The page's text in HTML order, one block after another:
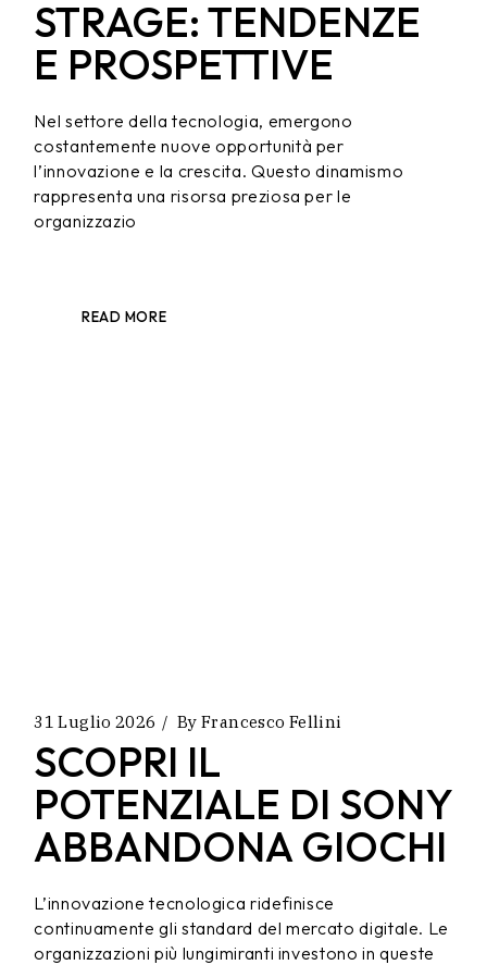
STRAGE: TENDENZE
E PROSPETTIVE
Nel settore della tecnologia, emergono
costantemente nuove opportunità per
l’innovazione e la crescita. Questo dinamismo
rappresenta una risorsa preziosa per le
organizzazio
READ MORE
31 Luglio 2026 By Francesco Fellini
SCOPRI IL
POTENZIALE DI SONY
ABBANDONA GIOCHI
L’innovazione tecnologica ridefinisce
continuamente gli standard del mercato digitale. Le
organizzazioni più lungimiranti investono in queste